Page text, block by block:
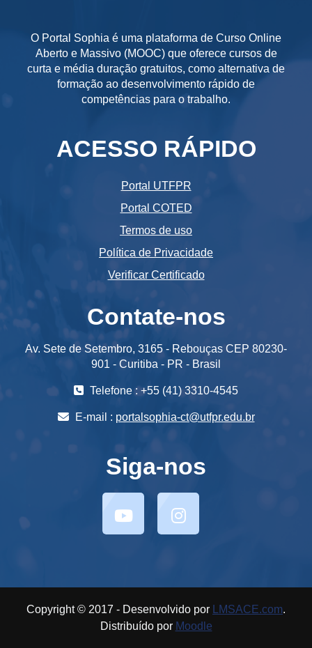
O Portal Sophia é uma plataforma de Curso Online
Aberto e Massivo (MOOC) que oferece cursos de
curta e média duração gratuitos, como alternativa de
formação ao desenvolvimento rápido de
competências para o trabalho.
ACESSO RÁPIDO
Portal UTFPR
Portal COTED
Termos de uso
Política de Privacidade
Verificar Certificado
Contate-nos
Av. Sete de Setembro, 3165 - Rebouças CEP 80230-
901 - Curitiba - PR - Brasil
Telefone : +55 (41) 3310-4545
E-mail : portalsophia-ct@utfpr.edu.br
Siga-nos
Copyright © 2017 - Desenvolvido por LMSACE.com.
Distribuído por Moodle